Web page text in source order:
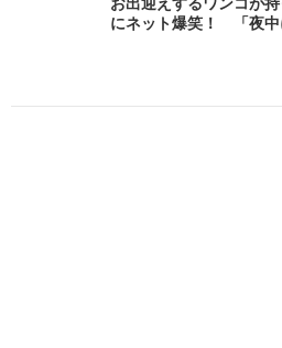
にネット爆笑！ 「夜中